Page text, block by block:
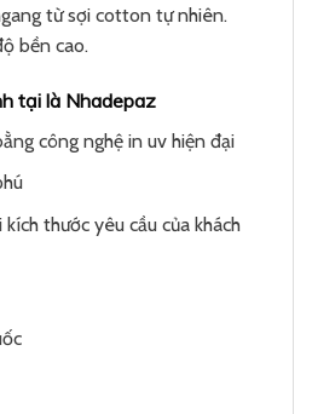
từ sợi cotton tự nhiên.
bền cao.
tại là Nhadepaz
công nghệ in uv hiện đại
thước yêu cầu của khách